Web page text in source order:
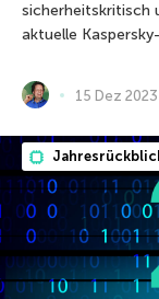
sicherheitskritisch
aktuelle
15 Dez 2023